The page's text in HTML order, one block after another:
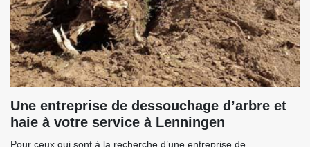
Une entreprise de dessouchage d’arbre et
haie à votre service à Lenningen
Pour ceux qui sont à la recherche d’une entreprise de